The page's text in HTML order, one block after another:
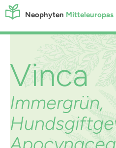
Neophyten Mitteleuropas
Vinca
Immergrün,